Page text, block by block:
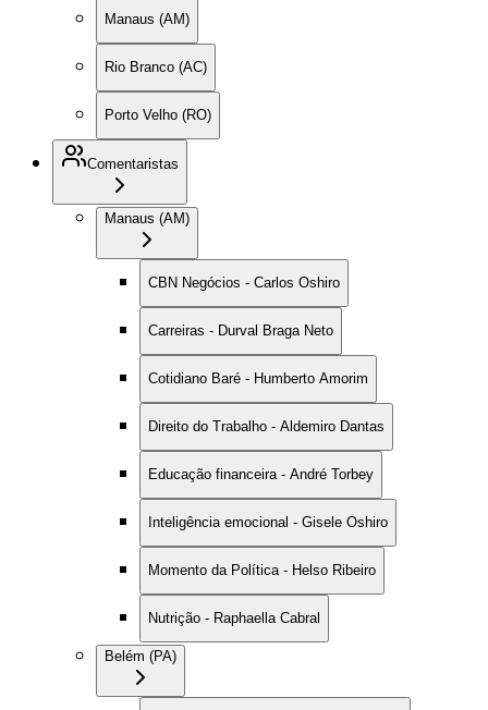
Manaus (AM)
Rio Branco (AC)
Porto Velho (RO)
Comentaristas
Manaus (AM)
CBN Negócios - Carlos Oshiro
Carreiras - Durval Braga Neto
Cotidiano Baré - Humberto Amorim
Direito do Trabalho - Aldemiro Dantas
Educação financeira - André Torbey
Inteligência emocional - Gisele Oshiro
Momento da Política - Helso Ribeiro
Nutrição - Raphaella Cabral
Belém (PA)